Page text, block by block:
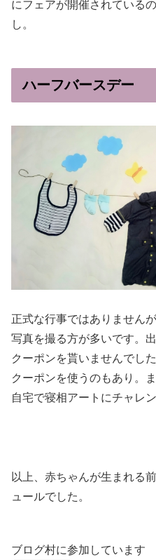
にフェアが開催されている
し。
ハーフバースデー
正式な行事ではありません
写真を撮る方が多いです。
クーポンを貰いませんでし
クーポンを使うのもあり。
自宅で寝相アートにチャレ
以上、赤ちゃんが生まれる
ュールでした。
ブログ村に参加しています